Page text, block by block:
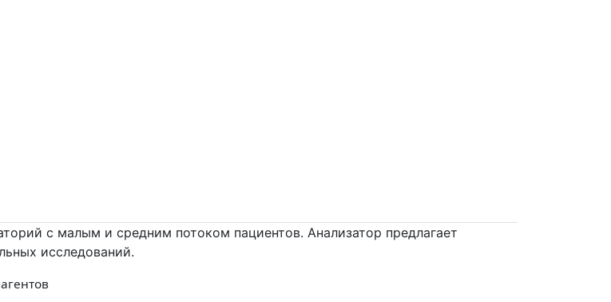
с малым и средним потоком пациентов. Анализатор предлагает
исследований.